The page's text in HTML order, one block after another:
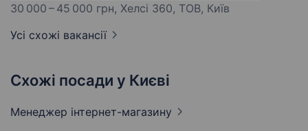
30 000 – 45 000 грн, Хелсі 360, ТОВ, Київ
Усі схожі вакансії
Схожі посади у Києві
Менеджер інтернет-магазину